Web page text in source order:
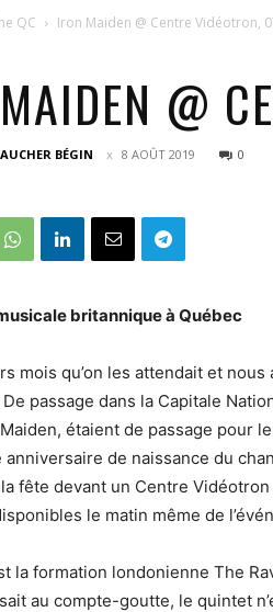
QC Iron Maiden @ Centre Vidéotron,
@
BÉGIN 8 AOÛT 2019 0
britannique à Québec
mois qu’on les attendait et
De passage dans la Capitale
étaient de passage pour
anniversaire de naissance du
fête devant un Centre
le matin même de
la formation londonienne The
au compte-goutte, le quintet